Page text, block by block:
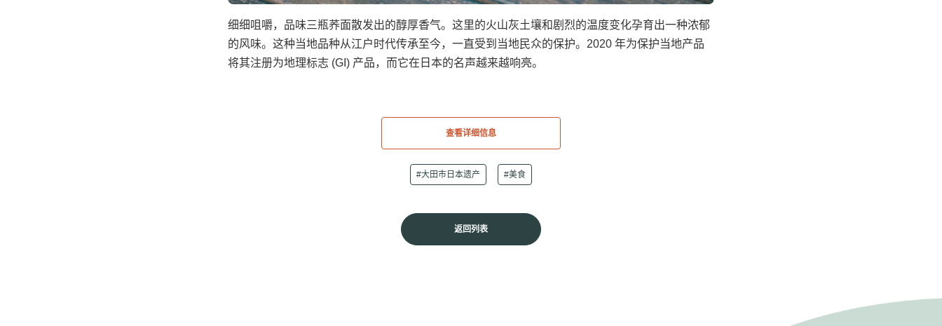
细细咀嚼，品味三瓶荞面散发出的醇厚香气。这里的火山灰土壤和剧烈的温度变化孕育出一种浓郁
的风味。这种当地品种从江户时代传承至今，一直受到当地民众的保护。2020 年为保护当地产品
将其注册为地理标志 (GI) 产品，而它在日本的名声越来越响亮。
查看详细信息
#大田市日本遗产 #美食
返回列表